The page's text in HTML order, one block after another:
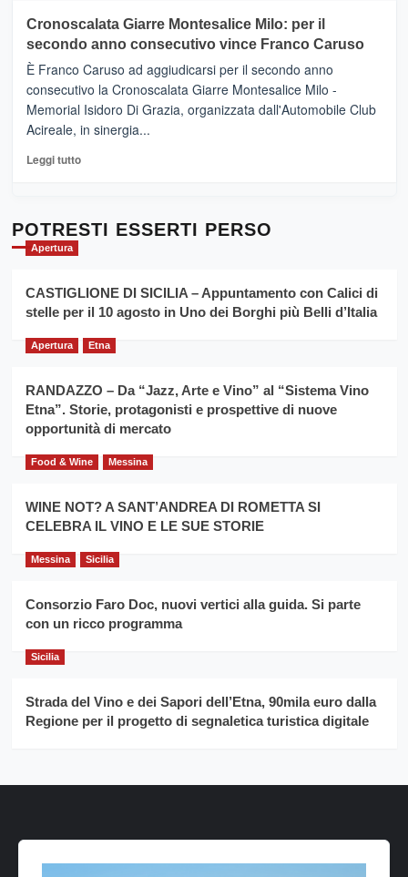
tra
sapori
vicoli
medievali
Mondello
(Palermo)
–
“E
adesso
Pasta
–
Sicilia
l’
evento
la
filiera
grano
Cronoscalata Giarre Montesalice Milo: per il
secondo anno consecutivo vince Franco Caruso
È Franco Caruso ad aggiudicarsi per il secondo anno
consecutivo la Cronoscalata Giarre Montesalice Milo -
Memorial Isidoro Di Grazia, organizzata dall'Automobile Club
Acireale, in sinergia...
Leggi tuttoLeggi
Cronoscalata
per
il
anno
Franco
Caruso
POTRESTI ESSERTI PERSO
Apertura
CASTIGLIONE DI SICILIA – Appuntamento con Calici di
stelle per il 10 agosto in Uno dei Borghi più Belli d’Italia
Apertura Etna
RANDAZZO – Da “Jazz, Arte e Vino” al “Sistema Vino
Etna”. Storie, protagonisti e prospettive di nuove
opportunità di mercato
Food & Wine Messina
WINE NOT? A SANT’ANDREA DI ROMETTA SI
CELEBRA IL VINO E LE SUE STORIE
Messina Sicilia
Consorzio Faro Doc, nuovi vertici alla guida. Si parte
con un ricco programma
Sicilia
Strada del Vino e dei Sapori dell’Etna, 90mila euro dalla
Regione per il progetto di segnaletica turistica digitale